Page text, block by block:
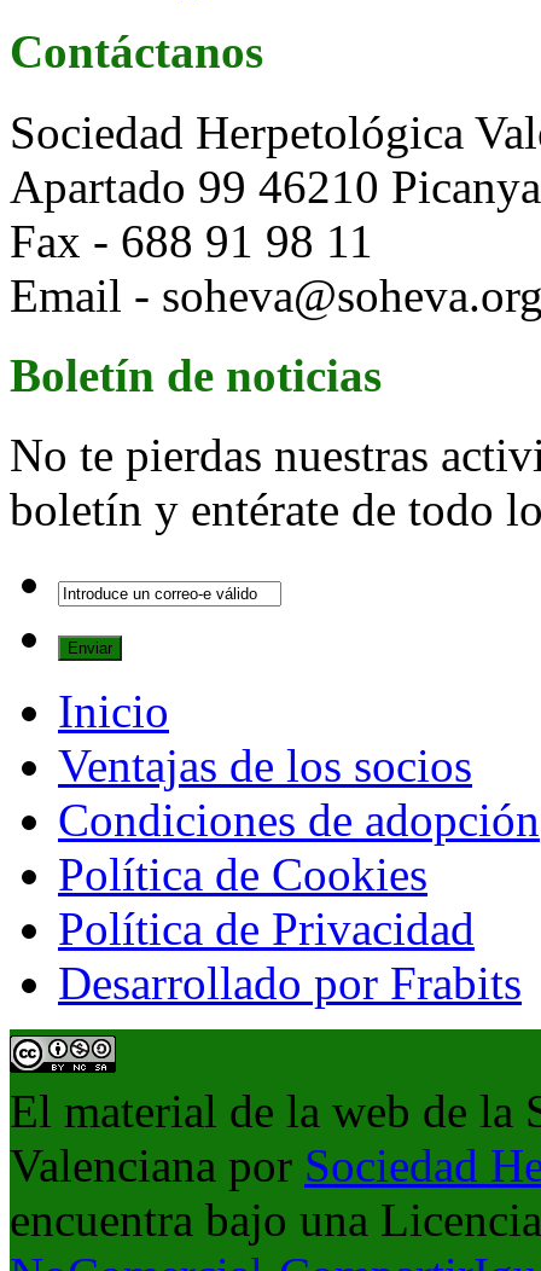
Contáctanos
Sociedad Herpetológica
Apartado 99 46210
Fax - 688 91 98 11
Email -
Boletín de noticias
No te pierdas nuestras
boletín y entérate de todo
Inicio
Ventajas de los socios
Condiciones de adopción
Política de Cookies
Política de Privacidad
Desarrollado por Frabits
El material de la web de la
Valenciana por Sociedad
encuentra bajo una